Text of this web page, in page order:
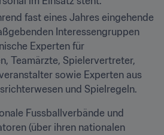
fast eines Jahres eingehende
Interessengruppen
Experten für
Teamärzte, Spielervertreter,
sowie Experten aus
und Spielregeln.
Fussballverbände und
(über ihren nationalen